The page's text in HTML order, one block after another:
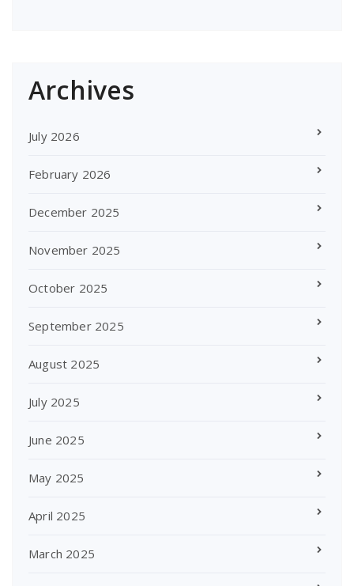
Archives
July 2026
February 2026
December 2025
November 2025
October 2025
September 2025
August 2025
July 2025
June 2025
May 2025
April 2025
March 2025